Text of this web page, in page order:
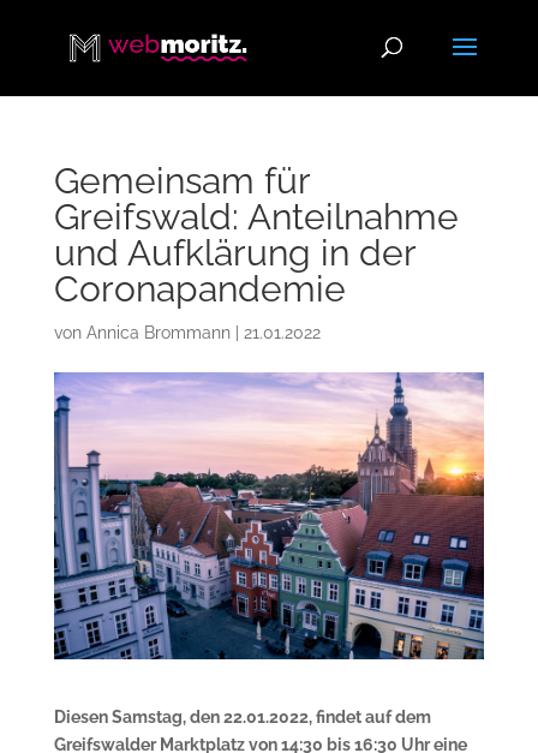
Gemeinsam für
Greifswald: Anteilnahme
und Aufklärung in der
Coronapandemie
von Annica Brommann| 21.01.2022
Diesen Samstag, den 22.01.2022, findet auf dem
Greifswalder Marktplatz von 14:30 bis 16:30 Uhr eine